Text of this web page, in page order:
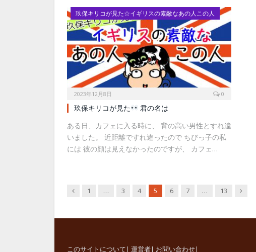
玖保キリコが見た☆イギリスの素敵なあの人この人
2023年12月8日 0
玖保キリコが見た
君の名は
ある日、カフェに入る時に、 背の高い男性とすれ違
いました。 近距離ですれ違ったので ちびっ子の私
には 彼の顔は見えなかったのですが、 カフェ…
Previous
1 … 3 4 5 6 7 … 13 Next
このサイトについて| 運営者| お問い合わせ|